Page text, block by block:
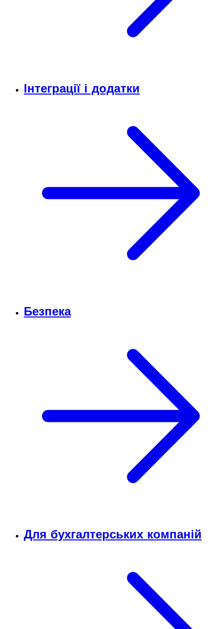
Інтеграції і додатки
Безпека
Для бухгалтерських компаній